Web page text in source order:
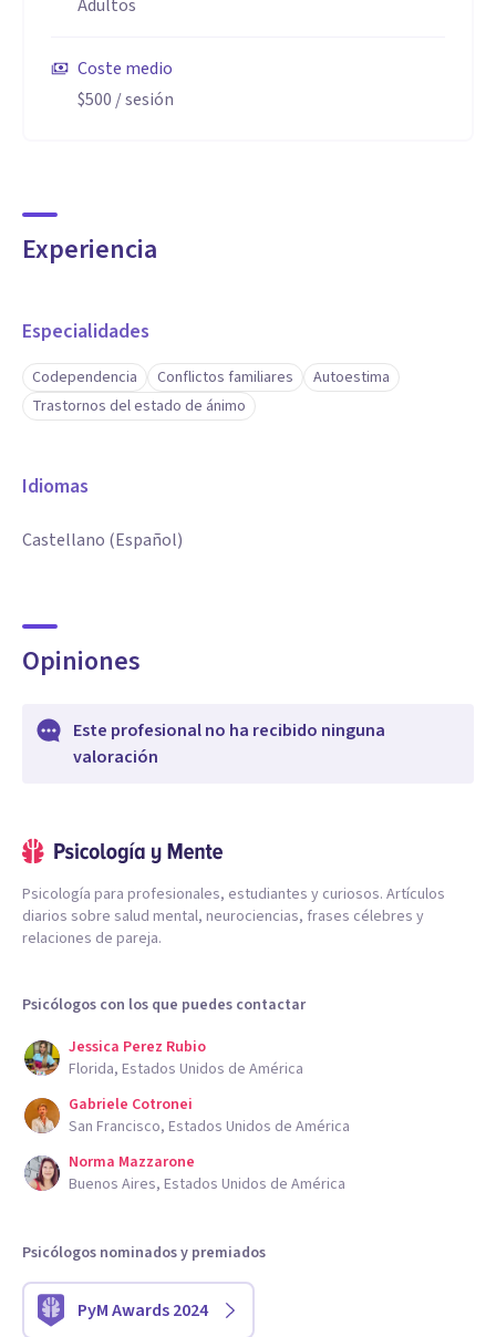
Adultos
Coste medio
$500 / sesión
Experiencia
Especialidades
Codependencia Conflictos familiares
Autoestima
Trastornos del estado de ánimo
Idiomas
Castellano (Español)
Opiniones
Este profesional no ha recibido ninguna
valoración
Psicología para profesionales, estudiantes y curiosos. Artículos
diarios sobre salud mental, neurociencias, frases célebres y
relaciones de pareja.
Psicólogos con los que puedes contactar
Jessica Perez Rubio
Florida, Estados Unidos de América
Gabriele Cotronei
San Francisco, Estados Unidos de América
Norma Mazzarone
Buenos Aires, Estados Unidos de América
Psicólogos nominados y premiados
PyM Awards 2024